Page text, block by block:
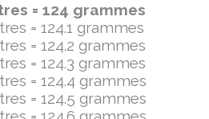
= 124 grammes
= 124.1 grammes
= 124.2 grammes
= 124.3 grammes
= 124.4 grammes
= 124.5 grammes